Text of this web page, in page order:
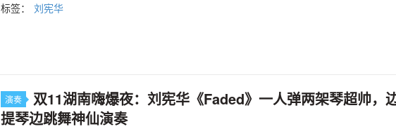
标签： 刘宪华
演奏
双11湖南嗨爆夜：刘宪华《Faded》一人弹两架琴超帅，
提琴边跳舞神仙演奏